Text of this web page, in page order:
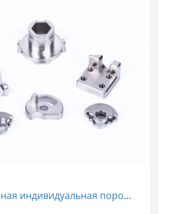
Высокоточная индивидуальная порошковая металлургия спекание металлов